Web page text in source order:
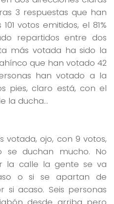
3 respuestas que han
votos emitidos, el 81%
repartidos entre dos
más votada ha sido la
que han votado 42
han votado a la
pies, claro está, con el
la ducha…
votada, ojo, con 9 votos,
duchan mucho. No
la calle la gente se va
o si se apartan de
si acaso. Seis personas